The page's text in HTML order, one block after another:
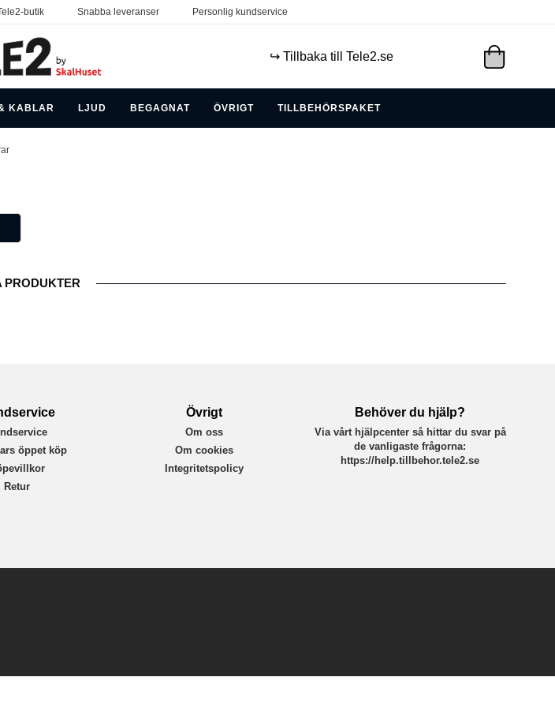
butik Snabba leveranser Personlig kundservice
↪️ Tillbaka till Tele2.se
KABLAR LJUD BEGAGNAT ÖVRIGT TILLBEHÖRSPAKET
PRODUKTER
öppet köp
Retur
Övrigt
Om oss
Om cookies
Integritetspolicy
Behöver du hjälp?
Via vårt hjälpcenter så hittar du svar på
de vanligaste frågorna:
https://help.tillbehor.tele2.se